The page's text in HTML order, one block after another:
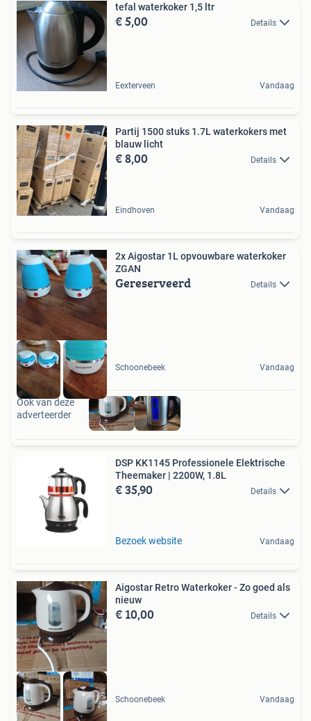
tefal waterkoker 1,5 ltr
€ 5,00 Details
Eexterveen Vandaag
Partij 1500 stuks 1.7L waterkokers met
blauw licht
€ 8,00 Details
Eindhoven Vandaag
2x Aigostar 1L opvouwbare waterkoker
ZGAN
Gereserveerd Details
Schoonebeek Vandaag
Ook van deze
adverteerder
DSP KK1145 Professionele Elektrische
Theemaker | 2200W, 1.8L
€ 35,90 Details
Bezoek website Vandaag
Aigostar Retro Waterkoker - Zo goed als
nieuw
€ 10,00 Details
Schoonebeek Vandaag